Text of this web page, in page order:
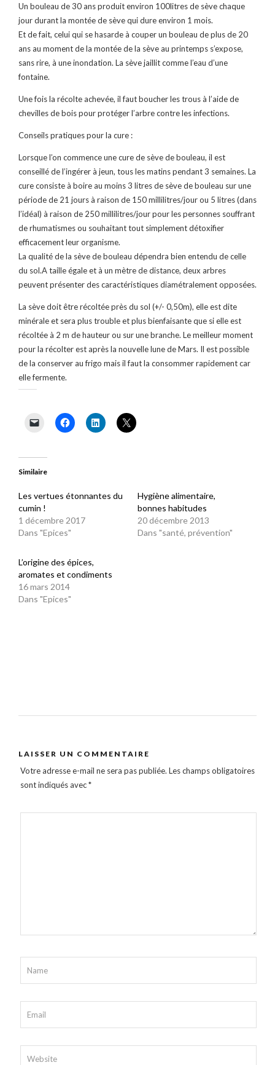
Un bouleau de 30 ans produit environ 100litres de sève chaque
jour durant la montée de sève qui dure environ 1 mois.
Et de fait, celui qui se hasarde à couper un bouleau de plus de 20
ans au moment de la montée de la sève au printemps s’expose,
sans rire, à une inondation. La sève jaillit comme l’eau d’une
fontaine.
Une fois la récolte achevée, il faut boucher les trous à l’aide de
chevilles de bois pour protéger l’arbre contre les infections.
Conseils pratiques pour la cure :
Lorsque l’on commence une cure de sève de bouleau, il est
conseillé de l’ingérer à jeun, tous les matins pendant 3 semaines. La
cure consiste à boire au moins 3 litres de sève de bouleau sur une
période de 21 jours à raison de 150 millilitres/jour ou 5 litres (dans
l’idéal) à raison de 250 millilitres/jour pour les personnes souffrant
de rhumatismes ou souhaitant tout simplement détoxifier
efficacement leur organisme.
La qualité de la sève de bouleau dépendra bien entendu de celle
du sol.A taille égale et à un mètre de distance, deux arbres
peuvent présenter des caractéristiques diamétralement opposées.
La sève doit être récoltée près du sol (+/- 0,50m), elle est dite
minérale et sera plus trouble et plus bienfaisante que si elle est
récoltée à 2 m de hauteur ou sur une branche. Le meilleur moment
pour la récolter est après la nouvelle lune de Mars. Il est possible
de la conserver au frigo mais il faut la consommer rapidement car
elle fermente.
Similaire
Les vertues étonnantes du
cumin !
1 décembre 2017
Dans "Epices"
Hygiène alimentaire,
bonnes habitudes
20 décembre 2013
Dans "santé, prévention"
L’origine des épices,
aromates et condiments
16 mars 2014
Dans "Epices"
LAISSER UN COMMENTAIRE
Votre adresse e-mail ne sera pas publiée. Les champs obligatoires
sont indiqués avec*